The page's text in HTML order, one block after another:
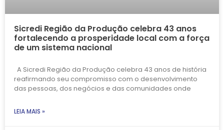
Sicredi Região da Produção celebra 43 anos
fortalecendo a prosperidade local com a força
de um sistema nacional
A Sicredi Região da Produção celebra 43 anos de história
reafirmando seu compromisso com o desenvolvimento
das pessoas, dos negócios e das comunidades onde
LEIA MAIS »